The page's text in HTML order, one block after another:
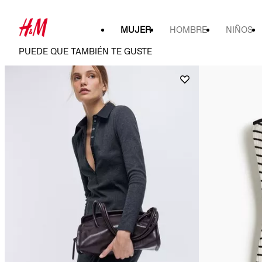
MUJER HOMBRE NIÑOS
PUEDE QUE TAMBIÉN TE GUSTE